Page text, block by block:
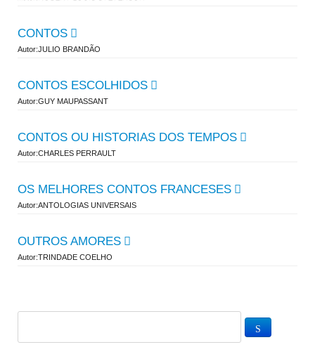
CONTOS
Autor:JULIO BRANDÃO
CONTOS ESCOLHIDOS
Autor:GUY MAUPASSANT
CONTOS OU HISTORIAS DOS TEMPOS
Autor:CHARLES PERRAULT
OS MELHORES CONTOS FRANCESES
Autor:ANTOLOGIAS UNIVERSAIS
OUTROS AMORES
Autor:TRINDADE COELHO